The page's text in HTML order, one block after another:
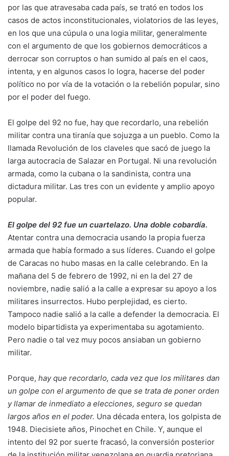
por las que atravesaba cada país, se trató en todos los
casos de actos inconstitucionales, violatorios de las leyes,
en los que una cúpula o una logia militar, generalmente
con el argumento de que los gobiernos democráticos a
derrocar son corruptos o han sumido al país en el caos,
intenta, y en algunos casos lo logra, hacerse del poder
político no por vía de la votación o la rebelión popular, sino
por el poder del fuego.
El golpe del 92 no fue, hay que recordarlo, una rebelión
militar contra una tiranía que sojuzga a un pueblo. Como la
llamada Revolución de los claveles que sacó de juego la
larga autocracia de Salazar en Portugal. Ni una revolución
armada, como la cubana o la sandinista, contra una
dictadura militar. Las tres con un evidente y amplio apoyo
popular.
El golpe del 92 fue un cuartelazo. Una doble cobardía.
Atentar contra una democracia usando la propia fuerza
armada que había formado a sus líderes. Cuando el golpe
de Caracas no hubo masas en la calle celebrando. En la
mañana del 5 de febrero de 1992, ni en la del 27 de
noviembre, nadie salió a la calle a expresar su apoyo a los
militares insurrectos. Hubo perplejidad, es cierto.
Tampoco nadie salió a la calle a defender la democracia. El
modelo bipartidista ya experimentaba su agotamiento.
Pero nadie o tal vez muy pocos ansiaban un gobierno
militar.
Porque, hay que recordarlo, cada vez que los militares dan
un golpe con el argumento de que se trata de poner orden
y llamar de inmediato a elecciones, seguro se quedan
largos años en el poder. Una década entera, los golpista de
1948. Diecisiete años, Pinochet en Chile. Y, aunque el
intento del 92 por suerte fracasó, la conversión posterior